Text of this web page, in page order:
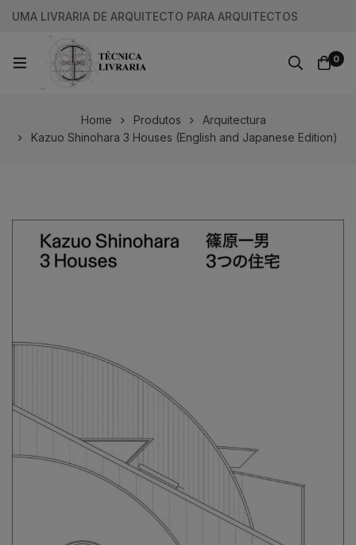
UMA LIVRARIA DE ARQUITECTO PARA ARQUITECTOS
0
Home Produtos
Arquitectura
Kazuo Shinohara 3 Houses (English and Japanese Edition)